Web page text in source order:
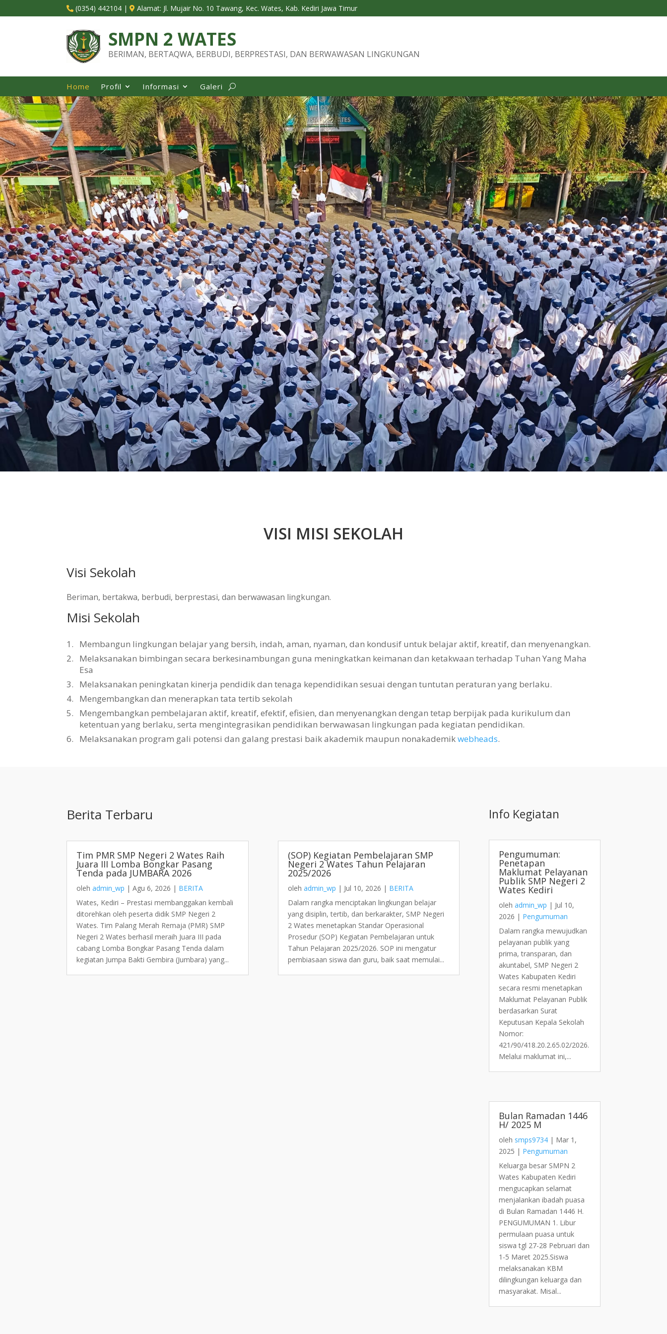
 (0354) 442104 | Alamat: Jl. Mujair No. 10 Tawang, Kec. Wates, Kab. Kediri Jawa Timur
SMPN 2 WATES
BERIMAN, BERTAQWA, BERBUDI, BERPRESTASI, DAN BERWAWASAN LINGKUNGAN
Home Profil Informasi Galeri
VISI MISI SEKOLAH
Visi Sekolah
Beriman, bertakwa, berbudi, berprestasi, dan berwawasan lingkungan.
Misi Sekolah
1.
Membangun lingkungan belajar yang bersih, indah, aman, nyaman, dan kondusif untuk belajar aktif, kreatif, dan menyenangkan.
2.
Melaksanakan bimbingan secara berkesinambungan guna meningkatkan keimanan dan ketakwaan terhadap Tuhan Yang Maha
Esa
3.
Melaksanakan peningkatan kinerja pendidik dan tenaga kependidikan sesuai dengan tuntutan peraturan yang berlaku.
4.
Mengembangkan dan menerapkan tata tertib sekolah
5.
Mengembangkan pembelajaran aktif, kreatif, efektif, efisien, dan menyenangkan dengan tetap berpijak pada kurikulum dan
ketentuan yang berlaku, serta mengintegrasikan pendidikan berwawasan lingkungan pada kegiatan pendidikan.
6.
Melaksanakan program gali potensi dan galang prestasi baik akademik maupun nonakademikwebheads.
Berita Terbaru
Tim PMR SMP Negeri 2 Wates Raih
Juara III Lomba Bongkar Pasang
Tenda pada JUMBARA 2026
olehadmin_wp |Agu 6, 2026 | BERITA
Wates, Kediri – Prestasi membanggakan kembali
ditorehkan oleh peserta didik SMP Negeri 2
Wates. Tim Palang Merah Remaja (PMR) SMP
Negeri 2 Wates berhasil meraih Juara III pada
cabang Lomba Bongkar Pasang Tenda dalam
kegiatan Jumpa Bakti Gembira (Jumbara) yang...
(SOP) Kegiatan Pembelajaran SMP
Negeri 2 Wates Tahun Pelajaran
2025/2026
oleh admin_wp | Jul 10, 2026 | BERITA
Dalam rangka menciptakan lingkungan belajar
yang disiplin, tertib, dan berkarakter, SMP Negeri
2 Wates menetapkan Standar Operasional
Prosedur (SOP) Kegiatan Pembelajaran untuk
Tahun Pelajaran 2025/2026. SOP ini mengatur
pembiasaan siswa dan guru, baik saat memulai...
Info Kegiatan
Pengumuman:
Penetapan
Maklumat Pelayanan
Publik SMP Negeri 2
Wates Kediri
olehadmin_wp | Jul 10,
2026 | Pengumuman
Dalam rangka mewujudkan
pelayanan publik yang
prima, transparan, dan
akuntabel, SMP Negeri 2
Wates Kabupaten Kediri
secara resmi menetapkan
Maklumat Pelayanan Publik
berdasarkan Surat
Keputusan Kepala Sekolah
Nomor:
421/90/418.20.2.65.02/2026.
Melalui maklumat ini,...
Bulan Ramadan 1446
H/ 2025 M
oleh smps9734 | Mar 1,
2025 | Pengumuman
Keluarga besar SMPN 2
Wates Kabupaten Kediri
mengucapkan selamat
menjalankan ibadah puasa
di Bulan Ramadan 1446 H.
PENGUMUMAN 1. Libur
permulaan puasa untuk
siswa tgl 27-28 Pebruari dan
1-5 Maret 2025.Siswa
melaksanakan KBM
dilingkungan keluarga dan
masyarakat. Misal...